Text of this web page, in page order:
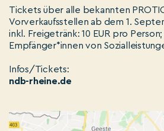
Tickets über alle bekannten
Vorverkaufsstellen ab dem 1.
inkl. Freigetränk: 10 EUR pro
Empfänger*innen von
Infos/Tickets:
ndb-rheine.de